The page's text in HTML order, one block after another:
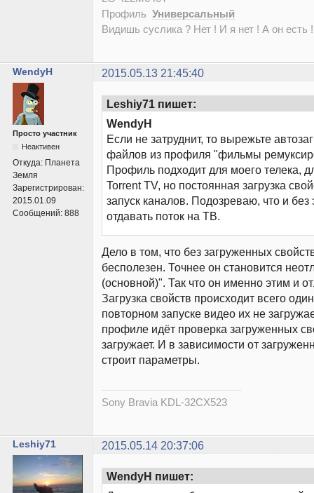
Профиль Универсальный
Видишь суслика ? Нет ! И я нет ! А он есть
WendyH 2015.05.13 21:45:40
Просто участник
Неактивен
Откуда: Планета
Земля
Зарегистрирован:
2015.01.09
Сообщений: 888
Leshiy71 пишет:
WendyH
Если не затруднит, то вырежьте
файлов из профиля "фильмы
Профиль подходит для моего телека,
Torrent TV, но постоянная загрузка
запуск каналов. Подозреваю, что и без
отдавать поток на ТВ.
Дело в том, что без загруженных
бесполезен. Точнее он становится
(основной)". Так что он именно этим и
Загрузка свойств происходит всего
повторном запуске видео их не
профиле идёт проверка загруженных
загружает. И в зависимости от
строит параметры.
Sony Bravia KDL-32CX523
Leshiy71 2015.05.14 20:37:06
WendyH пишет: